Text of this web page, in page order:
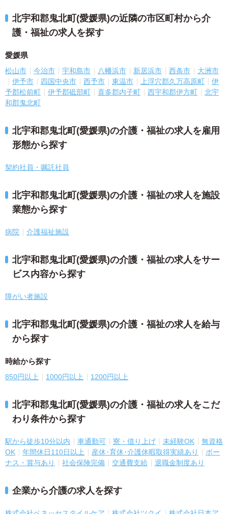
北宇和郡鬼北町(愛媛県)の近隣の市区町村から介
護・福祉の求人を探す
愛媛県
松山市 今治市 宇和島市 八幡浜市 新居浜市 西条市
大洲市
伊予市
四国中央市 西予市 東温市 上浮穴郡久万高原町
伊
予郡松前町
伊予郡砥部町 喜多郡内子町 西宇和郡伊方町
北宇
和郡鬼北町
北宇和郡鬼北町(愛媛県)の介護・福祉の求人を雇用
形態から探す
契約社員・嘱託社員
北宇和郡鬼北町(愛媛県)の介護・福祉の求人を施設
業態から探す
病院 介護福祉施設
北宇和郡鬼北町(愛媛県)の介護・福祉の求人をサー
ビス内容から探す
障がい者施設
北宇和郡鬼北町(愛媛県)の介護・福祉の求人を給与
から探す
時給から探す
850円以上 1000円以上 1200円以上
北宇和郡鬼北町(愛媛県)の介護・福祉の求人をこだ
わり条件から探す
駅から徒歩10分以内 車通勤可 寮・借り上げ 未経験OK
無資格
OK
年間休日110日以上 産休･育休･介護休暇取得実績あり
ボー
ナス・賞与あり
社会保険完備 交通費支給 退職金制度あり
企業から介護の求人を探す